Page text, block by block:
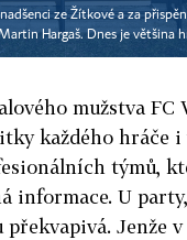
ze Žítkové a za
Hargaš. Dnes je většina
mužstva
každého hráče
týmů,
informace. U
Jenže